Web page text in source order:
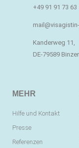
+49 91 91 73 63
Kanderweg 11,
DE-79589
MEHR
Hilfe und Kontakt
Presse
Referenzen